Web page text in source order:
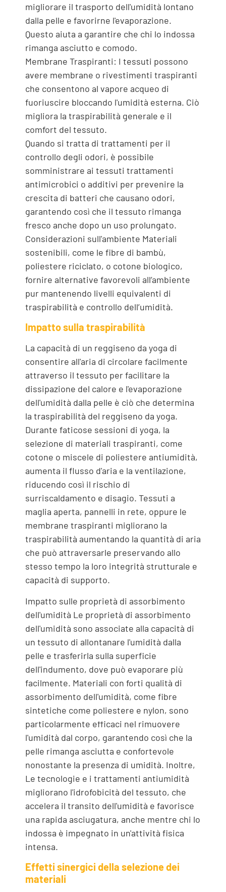
migliorare il trasporto dell'umidità lontano
dalla pelle e favorirne l'evaporazione.
Questo aiuta a garantire che chi lo indossa
rimanga asciutto e comodo.
Membrane Traspiranti: I tessuti possono
avere membrane o rivestimenti traspiranti
che consentono al vapore acqueo di
fuoriuscire bloccando l'umidità esterna. Ciò
migliora la traspirabilità generale e il
comfort del tessuto.
Quando si tratta di trattamenti per il
controllo degli odori, è possibile
somministrare ai tessuti trattamenti
antimicrobici o additivi per prevenire la
crescita di batteri che causano odori,
garantendo così che il tessuto rimanga
fresco anche dopo un uso prolungato.
Considerazioni sull'ambiente Materiali
sostenibili, come le fibre di bambù,
poliestere riciclato, o cotone biologico,
fornire alternative favorevoli all’ambiente
pur mantenendo livelli equivalenti di
traspirabilità e controllo dell’umidità.
Impatto sulla traspirabilità
La capacità di un reggiseno da yoga di
consentire all'aria di circolare facilmente
attraverso il tessuto per facilitare la
dissipazione del calore e l'evaporazione
dell'umidità dalla pelle è ciò che determina
la traspirabilità del reggiseno da yoga.
Durante faticose sessioni di yoga, la
selezione di materiali traspiranti, come
cotone o miscele di poliestere antiumidità,
aumenta il flusso d'aria e la ventilazione,
riducendo così il rischio di
surriscaldamento e disagio. Tessuti a
maglia aperta, pannelli in rete, oppure le
membrane traspiranti migliorano la
traspirabilità aumentando la quantità di aria
che può attraversarle preservando allo
stesso tempo la loro integrità strutturale e
capacità di supporto.
Impatto sulle proprietà di assorbimento
dell'umidità Le proprietà di assorbimento
dell'umidità sono associate alla capacità di
un tessuto di allontanare l'umidità dalla
pelle e trasferirla sulla superficie
dell'indumento, dove può evaporare più
facilmente. Materiali con forti qualità di
assorbimento dell'umidità, come fibre
sintetiche come poliestere e nylon, sono
particolarmente efficaci nel rimuovere
l'umidità dal corpo, garantendo così che la
pelle rimanga asciutta e confortevole
nonostante la presenza di umidità. Inoltre,
Le tecnologie e i trattamenti antiumidità
migliorano l'idrofobicità del tessuto, che
accelera il transito dell'umidità e favorisce
una rapida asciugatura, anche mentre chi lo
indossa è impegnato in un'attività fisica
intensa.
Effetti sinergici della selezione dei
materiali